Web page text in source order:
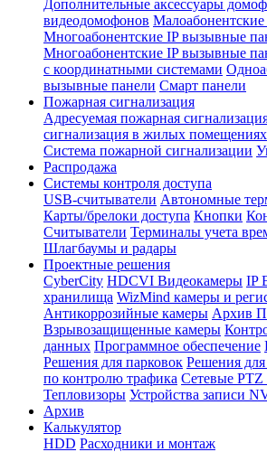
Дополнительные аксессуары
видеодомофонов
Многоабонентские IP вызывные
Многоабонентские IP вызывные
с координатными системами
вызывные панели Смарт панели
Пожарная сигнализация
Адресуемая пожарная
сигнализация в жилых помещениях
Система пожарной сигнализации
Распродажа
Системы контроля доступа
USB-считыватели Автономные
Карты/брелоки доступа Кнопки
Считыватели Терминалы учета
Шлагбаумы и радары
Проектные решения
CyberCity HDCVI Видеокамеры IP
хранилища WizMind камеры и
Антикоррозийные камеры Архив
Взрывозащищенные камеры
данных Программное обеспечение
Решения для парковок Решения для
по контролю трафика Сетевые
Тепловизоры Устройства записи
Архив
Калькулятор
HDD Расходники и монтаж